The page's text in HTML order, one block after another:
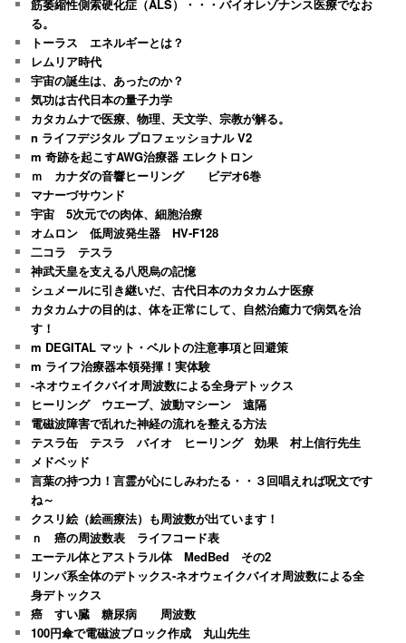
筋萎縮性側索硬化症（ALS）・・・バイオレゾナンス医療でなお
る。
トーラス エネルギーとは？
レムリア時代
宇宙の誕生は、あったのか？
気功は古代日本の量子力学
カタカムナで医療、物理、天文学、宗教が解る。
n ライフデジタル プロフェッショナル V2
m 奇跡を起こすAWG治療器 エレクトロン
ｍ カナダの音響ヒーリング ビデオ6巻
マナーづサウンド
宇宙 5次元での肉体、細胞治療
オムロン 低周波発生器 HV-F128
二コラ テスラ
神武天皇を支える八咫烏の記憶
シュメールに引き継いだ、古代日本のカタカムナ医療
カタカムナの目的は、体を正常にして、自然治癒力で病気を治
す！
m DEGITAL マット・ベルトの注意事項と回避策
m ライフ治療器本領発揮！実体験
-ネオウェイクバイオ周波数による全身デトックス
ヒーリング ウエーブ、波動マシーン 遠隔
電磁波障害で乱れた神経の流れを整える方法
テスラ缶 テスラ バイオ ヒーリング 効果 村上信行先生
メドベッド
言葉の持つ力！言霊が心にしみわたる・・３回唱えれば呪文です
ね～
クスリ絵（絵画療法）も周波数が出ています！
ｎ 癌の周波数表 ライフコード表
エーテル体とアストラル体 MedBed その2
リンパ系全体のデトックス-ネオウェイクバイオ周波数による全
身デトックス
癌 すい臓 糖尿病 周波数
100円傘で電磁波ブロック作成 丸山先生